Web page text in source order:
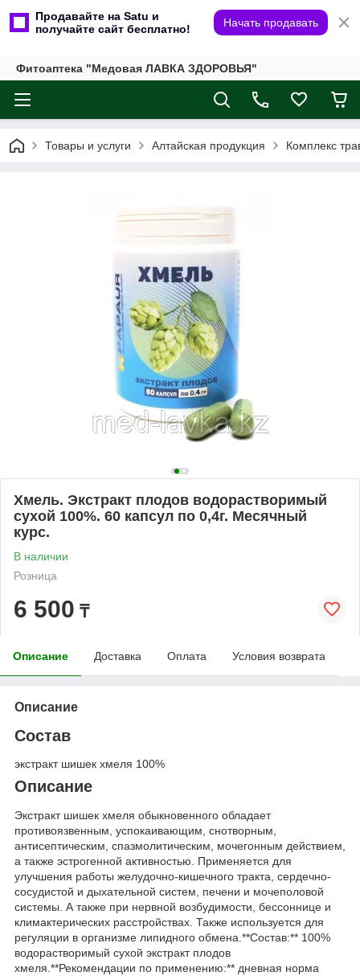
Продавайте на Satu и
получайте сайт бесплатно!
Начать продавать
Фитоаптека "Медовая ЛАВКА ЗДОРОВЬЯ"
Товары и услуги Алтайская продукция Комплекc
Хмель. Экстракт плодов водорастворимый
сухой 100%. 60 капсул по 0,4г. Месячный
курс.
В наличии
Розница
6 500 ₸
Описание Доставка Оплата Условия возврата
Описание
Состав
экстракт шишек хмеля 100%
Описание
Экстракт шишек хмеля обыкновенного обладает
противоязвенным, успокаивающим, снотворным,
антисептическим, спазмолитическим, мочегонным действием,
а также эстрогенной активностью. Применяется для
улучшения работы желудочно-кишечного тракта, сердечно-
сосудистой и дыхательной систем, печени и мочеполовой
системы. А также при нервной возбудимости, бессоннице и
климактерических расстройствах. Также используется для
регуляции в организме липидного обмена.**Состав:** 100%
водорастворимый сухой экстракт плодов
хмеля.**Рекомендации по применению:** дневная норма